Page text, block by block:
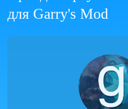
для Garry's Mod